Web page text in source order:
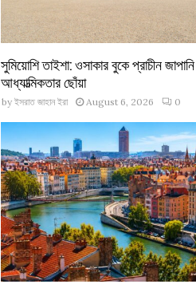
সুমিয়োশি তাইশা: ওসাকার বুকে প্রাচীন জাপানি
আধ্যাত্মিকতার ছোঁয়া
by ইসরাত জাহান ইরা August 6, 2026 0